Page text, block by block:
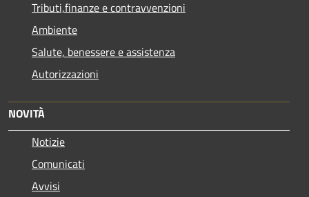
Tributi,finanze e contravvenzioni
Ambiente
Salute, benessere e assistenza
Autorizzazioni
NOVITÀ
Notizie
Comunicati
Avvisi